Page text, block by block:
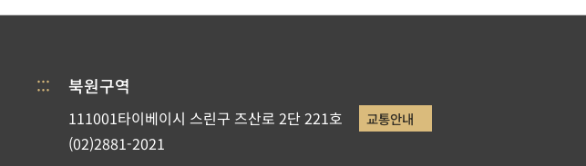
::: 북원구역
111001타이베이시 스린구 즈산로 2단 221호 교통안내
(02)2881-2021